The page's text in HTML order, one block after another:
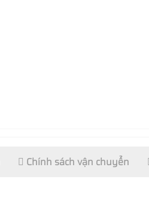
Chính sách vận chuyển